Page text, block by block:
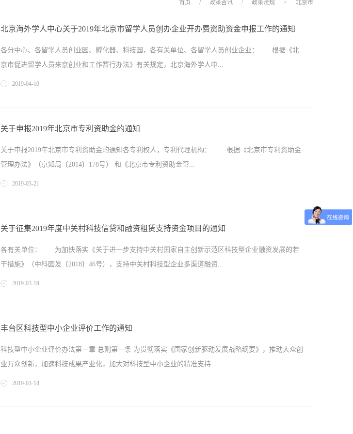
首页 / 政策咨讯 / 政策法规 > 北京市
北京海外学人中心关于2019年北京市留学人员创办企业开办费资助资金申报工作的通知
各分中心、各留学人员创业园、孵化器、科技园，各有关单位、各留学人员创业企业： 根据《北
京市促进留学人员来京创业和工作暂行办法》有关规定，北京海外学人中...
关事项通知如下： 一、申报人员 申报北京市留学人员创办企业开办费资助资金的留学人员(以
外取得硕士及以上学位或具有国外毕业研究生学历; 2、出国前已具有中级及以上专业技术职务，
出国进修或做访问学者; 3、出国前已获得博士学位，出国进行博士后研究或进修; 4、在国外取
得学士学位的优秀海外留学人才。 二、申报条件 申报人须具备下列条件： 1、申报人创办
币50万元，申报人本人或其留学人员创业团队出资的企业注册资金现金资产额度不少于人民币30万
以下材料： 1、北京市留学人员创办企业开办费资助资金申报表; 2、商业计划书复印件;
3、在国外取得学士以上学位的留学人...
2019-04-10
关于申报2019年北京市专利资助金的通知
关于申报2019年北京市专利资助金的通知各专利权人，专利代理机构： 根据《北京市专利资助金
管理办法》（京知局〔2014〕178号） 和《北京市专利资助金管...
下： 一、资助对象 注册或登记地在本市的单位和户籍在本市或具有本市工作居住证的个人。
家知识产权局《关于规范专利申请行为的若干规定》(局令第75号)要求不予资助。 二、申报时间
网上申报时间：2019年3月20日—5月12日； 纸件材料申报时间：2019年4月1日—5月31日。
三、资助范围 1.授权公告日在2017年8月1日—2018年4月30日之间的国内发明专利申请费用和...
2019-03-21
关于征集2019年度中关村科技信贷和融资租赁支持资金项目的通知
各有关单位： 为加快落实《关于进一步支持中关村国家自主创新示范区科技型企业融资发展的若
干措施》（中科园发〔2018〕46号），支持中关村科技型企业多渠道融资...
难、融资贵问题，根据《中关村国家自主创新示范区促进科技金融深度融合创新发展支持资金管理办
金管理办法实施细则（试行）》（中科园发〔2019〕7号）的有关规定，现开展2019年度中关村科技信
贷和融资租赁支持资金项目征集有关工作，具体要求如下： 一、申报主体 （一）在中关村示
范区内注册的高新技术企业（含国家高新技术企业和中关村高新技术企业） （二）银行、担保公
2019-03-19
丰台区科技型中小企业评价工作的通知
科技型中小企业评价办法第一章 总则第一条 为贯彻落实《国家创新驱动发展战略纲要》，推动大众创
业万众创新，加速科技成果产业化，加大对科技型中小企业的精准支持...
2019-03-18